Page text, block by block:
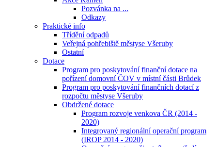
Pozvánka na ...
Odkazy
Praktické info
Třídění odpadů
Veřejná pohřebiště městyse Všeruby
Ostatní
Dotace
Program pro poskytování finanční dotace na
pořízení domovní ČOV v místní části Brůdek
Program pro poskytování finančních dotací z
rozpočtu městyse Všeruby
Obdržené dotace
Program rozvoje venkova ČR (2014 -
2020)
Integrovaný regionální operační program
(IROP 2014 - 2020)